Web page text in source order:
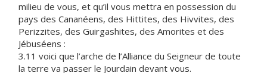
milieu de vous, et qu’il vous mettra en possession du
pays des Cananéens, des Hittites, des Hivvites, des
Perizzites, des Guirgashites, des Amorites et des
Jébuséens :
3.11 voici que l’arche de l’Alliance du Seigneur de toute
la terre va passer le Jourdain devant vous.